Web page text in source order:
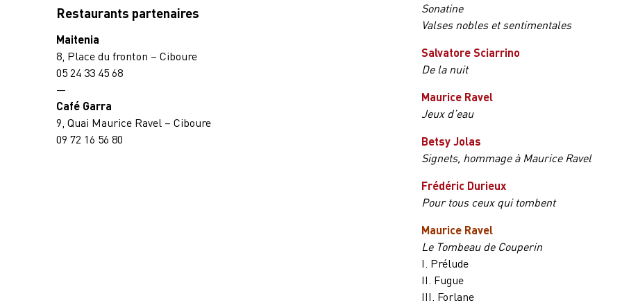
Sonatine
Valses nobles et sentimentales
Salvatore Sciarrino
De la nuit
Maurice Ravel
Jeux d’eau
Betsy Jolas
Signets, hommage à Maurice Ravel
Frédéric Durieux
Pour tous ceux qui tombent
Maurice Ravel
Le Tombeau de Couperin
I. Prélude
II. Fugue
III. Forlane
Restaurants partenaires
Maitenia
8, Place du fronton – Ciboure
05 24 33 45 68
—
Café Garra
9, Quai Maurice Ravel – Ciboure
09 72 16 56 80